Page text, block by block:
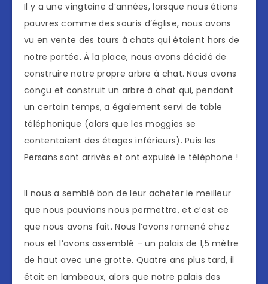
Il y a une vingtaine d’années, lorsque nous étions
pauvres comme des souris d’église, nous avons
vu en vente des tours à chats qui étaient hors de
notre portée. À la place, nous avons décidé de
construire notre propre arbre à chat. Nous avons
conçu et construit un arbre à chat qui, pendant
un certain temps, a également servi de table
téléphonique (alors que les moggies se
contentaient des étages inférieurs). Puis les
Persans sont arrivés et ont expulsé le téléphone !
Il nous a semblé bon de leur acheter le meilleur
que nous pouvions nous permettre, et c’est ce
que nous avons fait. Nous l’avons ramené chez
nous et l’avons assemblé – un palais de 1,5 mètre
de haut avec une grotte. Quatre ans plus tard, il
était en lambeaux, alors que notre palais des